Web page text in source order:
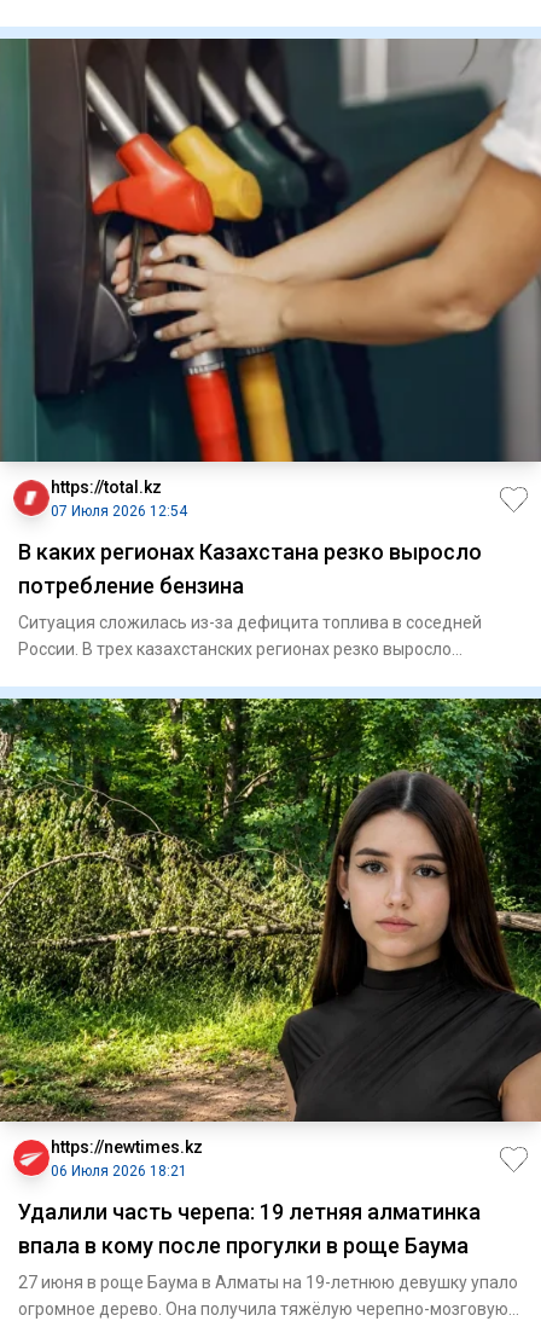
https://total.kz
07 Июля 2026 12:54
В каких регионах Казахстана резко выросло
потребление бензина
Ситуация сложилась из-за дефицита топлива в соседней
России. В трех казахстанских регионах резко выросло
https://newtimes.kz
06 Июля 2026 18:21
Удалили часть черепа: 19 летняя алматинка
впала в кому после прогулки в роще Баума
27 июня в роще Баума в Алматы на 19-летнюю девушку упало
огромное дерево. Она получила тяжёлую черепно-мозговую